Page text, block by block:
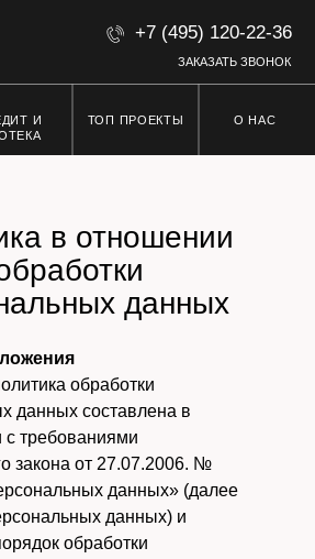
+7 (495) 120-22-36
ЗАКАЗАТЬ ЗВОНОК
О НАС
ТОП ПРОЕКТЫ
обработки
данных составлена в
с требованиями
закона от 27.07.2006. №
данных» (далее
данных) и
обработки
в отношении
данных